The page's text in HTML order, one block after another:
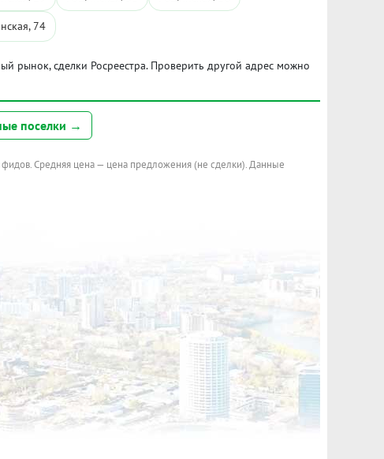
74
рынок, сделки Росреестра. Проверить другой адрес можно
поселки →
Средняя цена — цена предложения (не сделки). Данные